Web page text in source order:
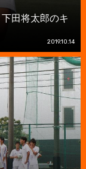
田将太郎のキ
2019.10.14